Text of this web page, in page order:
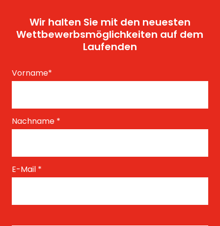
Wir halten Sie mit den neuesten
Wettbewerbsmöglichkeiten auf dem
Laufenden
Vorname*
Nachname *
E-Mail *